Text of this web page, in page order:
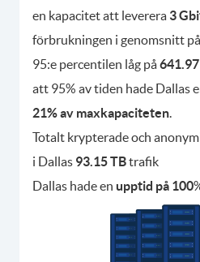
en kapacitet att leverera 3
förbrukningen i genomsnitt på
95:e percentilen låg på
att 95% av tiden hade Dallas
21% av maxkapaciteten.
Totalt krypterade och
i Dallas 93.15 TBtrafik
Dallas hade en upptid på 100